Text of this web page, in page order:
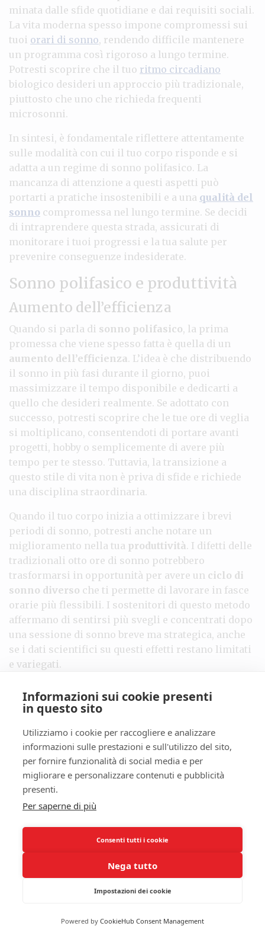
minata dalle sfide quotidiane e dai requisiti sociali.
La vita moderna spesso impone compromessi sui
tuoi orari di sonno, rendendo difficile mantenere
un programma così rigoroso a lungo termine.
Potresti scoprire che il tuo ritmo circadiano
biologico desideri un approccio più tradizionale,
piuttosto che uno che richieda frequenti
microsonni.
In sintesi, è fondamentale riflettere attentamente
sulle modalità con cui il tuo corpo risponde e si
adatta a un regime di sonno polifasico. La
mancanza di attenzione a questi aspetti può
portarti a pratiche insostenibili e a una qualità del
sonno compromessa nel lungo termine. Se decidi
di intraprendere questa strada, assicurati di
monitorare i tuoi progressi e la tua salute per
prevenire conseguenze indesiderate.
Sonno polifasico e produttività
Aumento dell’efficienza
Quando si parla di sonno polifasico, la prima
promessa che viene spesso fatta è quella di un
aumento dell’efficienza. L’idea è che distribuendo
il sonno in più fasi durante il giorno, puoi
massimizzare il tempo disponibile e dedicarti a
quello che desideri realmente. Se adottato con
successo, potresti scoprire che le tue ore di veglia
si moltiplicano, consentendoti di portare avanti
progetti, hobby o semplicemente di avere più
tempo per te stesso. Tuttavia, la transizione a
questo stile di vita non è priva di sfide e richiede
una disciplina straordinaria.
Quando il tuo corpo inizia a ottimizzare i brevi
periodi di sonno, potresti anche notare un
miglioramento nella tua produttività. I difetti delle
tradizionali otto ore di sonno potrebbero
trasformarsi in opportunità per avere un ciclo di
sonno diverso che ti permette di lavorare in fasce
orarie più flessibili. I sostenitori di questo metodo
affermano di sentirsi più svegli e concentrati dopo
una sessione di sonno breve ma strategica, anche
se i dati scientifici su questi effetti restano limitati
e variegati.
regime di sonno polifasico non è adatta a tutti.
Ogni individuo reagisce diversamente, e ciò che
funziona per te potrebbe non funzionare per
qualcun altro. Potresti scoprire soluzioni
personalizzate nel tuo percorso verso l’efficienza,
mail rischio distresse affaticamentorimane
palpabile. È essenziale monitorare le tue reazioni e
ascoltare il tuo corpo, determinando se la tua
termini di salute è troppo elevato.
Impatto sulle prestazioni cognitive
possa influenzare le tue
attenzione, memoria e capacità di apprendimento
Informazioni sui cookie presenti
in questo sito
Utilizziamo i cookie per raccogliere e analizzare
informazioni sulle prestazioni e sull'utilizzo del sito,
per fornire funzionalità di social media e per
migliorare e personalizzare contenuti e pubblicità
presenti.
Per saperne di più
Consenti tutti i cookie
Nega tutto
Impostazioni dei cookie
Powered by CookieHub Consent Management